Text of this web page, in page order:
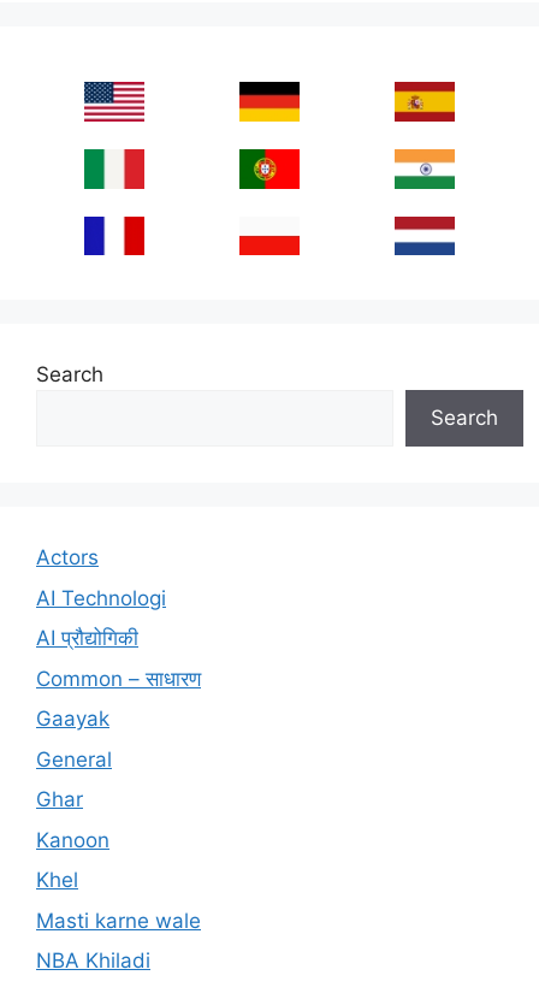
Search
Search
Actors
AI Technologi
AI प्रौद्योगिकी
Common – साधारण
Gaayak
General
Ghar
Kanoon
Khel
Masti karne wale
NBA Khiladi